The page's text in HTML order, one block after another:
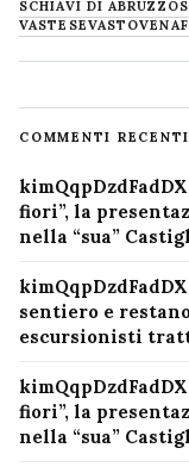
SCHIAVI DI ABRUZZO
VASTESEVASTO
COMMENTI RECENTI
fiori”, la
nella “sua”
sentiero e
escursionisti
fiori”, la
nella “sua”